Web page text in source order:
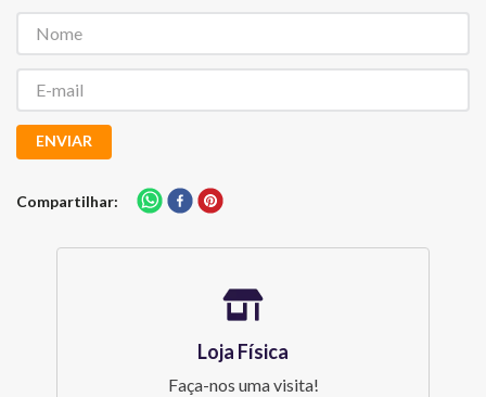
ENVIAR
Compartilhar
Loja Física
Faça-nos uma visita!